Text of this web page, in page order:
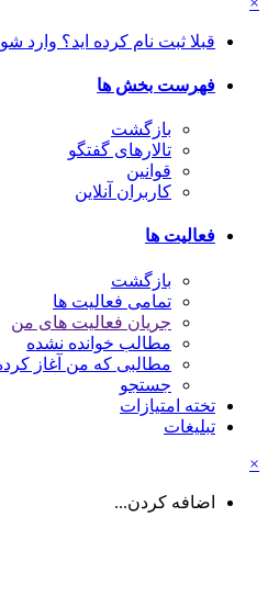
قبلا ثبت نام کرده اید؟ وارد شوید
فهرست بخش ها
بازگشت
تالارهای گفتگو
قوانین
کاربران آنلاین
فعالیت ها
بازگشت
تمامی فعالیت ها
جریان فعالیت های من
مطالب خوانده نشده
مطالبی که من آغاز کرده ام
جستجو
تخته امتیازات
تبلیغات
اضافه کردن...